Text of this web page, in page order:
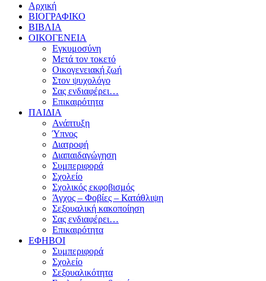
Αρχική
ΒΙΟΓΡΑΦΙΚΟ
ΒΙΒΛΙΑ
ΟΙΚΟΓΕΝΕΙΑ
Εγκυμοσύνη
Μετά τον τοκετό
Οικογενειακή ζωή
Στον ψυχολόγο
Σας ενδιαφέρει…
Επικαιρότητα
ΠΑΙΔΙΑ
Ανάπτυξη
Ύπνος
Διατροφή
Διαπαιδαγώγηση
Συμπεριφορά
Σχολείο
Σχολικός εκφοβισμός
Άγχος – Φοβίες – Κατάθλιψη
Σεξουαλική κακοποίηση
Σας ενδιαφέρει…
Επικαιρότητα
ΕΦΗΒΟΙ
Συμπεριφορά
Σχολείο
Σεξουαλικότητα